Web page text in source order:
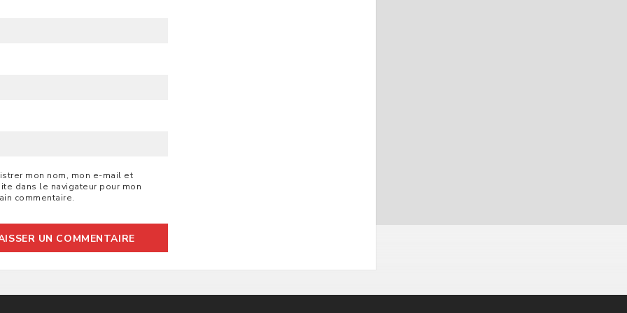
mon nom, mon e-mail et
dans le navigateur pour mon
commentaire.